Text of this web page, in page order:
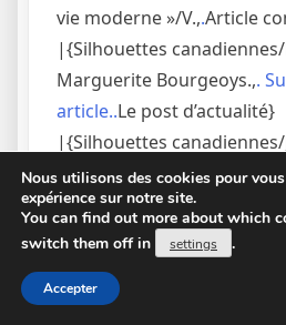
vie moderne »/V.,.Article
|{Silhouettes
Marguerite Bourgeoys.,.
article..Le post d’actualité}
|{Silhouettes canadiennes/
Suite sur le prochain
|{Silhouettes canadiennes/
Leber., Article complet}
|{Sermons sur le propre du
|{Sermons. Première série.,
Nous utilisons des cookies pour
expérience sur notre site.
You can find out more about which
switch them off in
settings .
Accepter